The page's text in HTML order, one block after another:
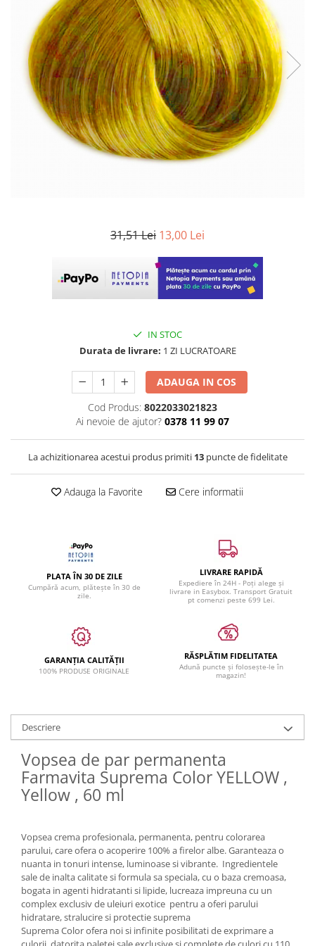
31,51 Lei 13,00 Lei
IN STOC
Durata de livrare: 1 ZI LUCRATOARE
ADAUGA IN COS
Cod Produs: 8022033021823
Ai nevoie de ajutor? 0378 11 99 07
La achizitionarea acestui produs primiti 13puncte de fidelitate
Adauga la Favorite Cere informatii
PLATA ÎN 30 DE ZILE
Cumpără acum, plătește în 30 de
zile.
LIVRARE RAPIDĂ
Expediere în 24H - Poți alege și
livrare in Easybox. Transport Gratuit
pt comenzi peste 699 Lei.
GARANȚIA CALITĂȚII
100% PRODUSE ORIGINALE
RĂSPLĂTIM FIDELITATEA
Adună puncte și folosește-le în
magazin!
Descriere
Vopsea de par permanenta
Farmavita Suprema Color YELLOW ,
Yellow , 60 ml
Vopsea crema profesionala, permanenta, pentru colorarea
parului, care ofera o acoperire 100% a firelor albe. Garanteaza o
nuanta in tonuri intense, luminoase si vibrante. Ingredientele
sale de inalta calitate si formula sa speciala, cu o baza cremoasa,
bogata in agenti hidratanti si lipide, lucreaza impreuna cu un
complex exclusiv de uleiuri exotice pentru a oferi parului
hidratare, stralucire si protectie suprema
Suprema Color ofera noi si infinite posibilitati de exprimare a